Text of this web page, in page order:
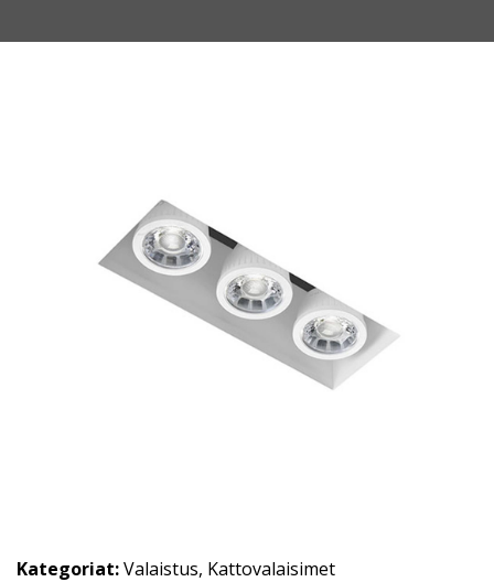
Kategoriat:Valaistus, Kattovalaisimet